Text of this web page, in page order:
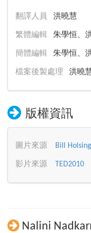
翻譯人員 洪曉慧
繁體編輯 朱學恒、
簡體編輯 朱學恒、
檔案後製處理 洪曉
版權資訊
圖片來源 Bill
影片來源 TED2010
Nalini